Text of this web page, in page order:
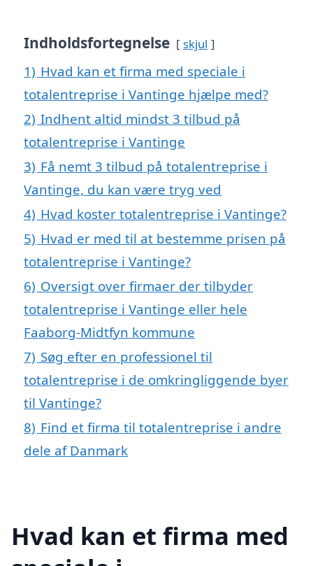
Indholdsfortegnelse skjul
1) Hvad kan et firma med speciale i
totalentreprise i Vantinge hjælpe med?
2) Indhent altid mindst 3 tilbud på
totalentreprise i Vantinge
3) Få nemt 3 tilbud på totalentreprise i
Vantinge, du kan være tryg ved
4) Hvad koster totalentreprise i Vantinge?
5) Hvad er med til at bestemme prisen på
totalentreprise i Vantinge?
6) Oversigt over firmaer der tilbyder
totalentreprise i Vantinge eller hele
Faaborg-Midtfyn kommune
7) Søg efter en professionel til
totalentreprise i de omkringliggende byer
til Vantinge?
8) Find et firma til totalentreprise i andre
dele af Danmark
Hvad kan et firma med